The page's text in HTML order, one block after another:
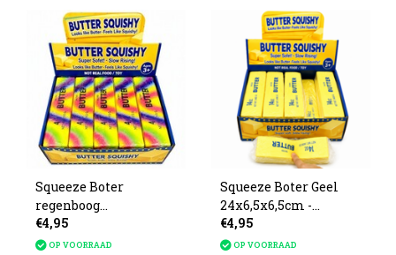
Squeeze Boter
regenboog
24x6,5x6,5cm -
Leverbaar vanaf 20
€4,95
OP VOORRAAD
Squeeze Boter Geel
24x6,5x6,5cm -
Leverbaar vanaf 20
Augustus
€4,95
OP VOORRAAD